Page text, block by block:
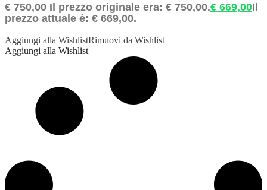
€750,00 Il prezzo originale era: € 750,00.€ 669,00Il
prezzo attuale è: € 669,00.
Aggiungi alla WishlistRimuovi da Wishlist
Aggiungi alla Wishlist